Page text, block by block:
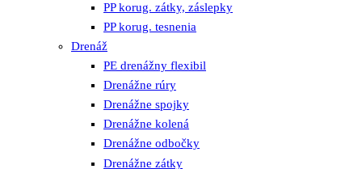
PP korug. zátky, záslepky
PP korug. tesnenia
Drenáž
PE drenážny flexibil
Drenážne rúry
Drenážne spojky
Drenážne kolená
Drenážne odbočky
Drenážne zátky